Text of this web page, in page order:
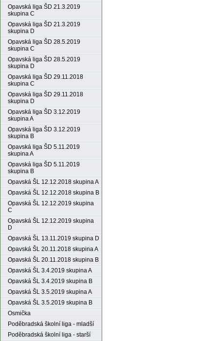
Opavská liga ŠD 21.3.2019
skupina C
Opavská liga ŠD 21.3.2019
skupina D
Opavská liga ŠD 28.5.2019
skupina C
Opavská liga ŠD 28.5.2019
skupina D
Opavská liga ŠD 29.11.2018
skupina C
Opavská liga ŠD 29.11.2018
skupina D
Opavská liga ŠD 3.12.2019
skupina A
Opavská liga ŠD 3.12.2019
skupina B
Opavská liga ŠD 5.11.2019
skupina A
Opavská liga ŠD 5.11.2019
skupina B
Opavská ŠL 12.12.2018 skupina A
Opavská ŠL 12.12.2018 skupina B
Opavská ŠL 12.12.2019 skupina
C
Opavská ŠL 12.12.2019 skupina
D
Opavská ŠL 13.11.2019 skupina D
Opavská ŠL 20.11.2018 skupina A
Opavská ŠL 20.11.2018 skupina B
Opavská ŠL 3.4.2019 skupina A
Opavská ŠL 3.4.2019 skupina B
Opavská ŠL 3.5.2019 skupina A
Opavská ŠL 3.5.2019 skupina B
Osmička
Poděbradská školní liga - mladší
Poděbradská školní liga - starší